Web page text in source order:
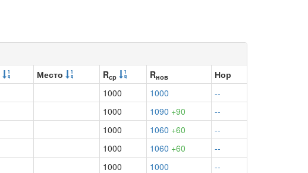
Место Rср Rнов
Нор
1000 1000
--
1000 1090 +90
--
1000 1060 +60
--
1000 1060 +60
--
1000 1000
--